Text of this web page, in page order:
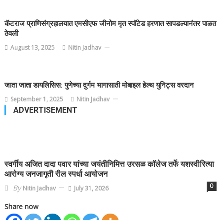
कॅटराज प्राणिसंग्रहालयात एमसीएफ जीनोम मृत स्पॉटेड हरणात सापडल्यानंतर पाळत
ठेवली
August 13, 2025 Nitin Jadhav
जाता जाता डायलिसिस: पुणेच्या दुर्गम भागासाठी मोबाइल हेल्थ युनिट्स वरदान
September 1, 2025 Nitin Jadhav
ADVERTISEMENT
स्वर्गीय अजित दादा पवार यांच्या जयंतीनिमित्त उरसळ कॉलेज तर्फे यशस्वीरित्या
आरोग्य जनजागृती रील स्पर्धा आयोजन
ByNitin Jadhav July 31, 2026 0
Share now